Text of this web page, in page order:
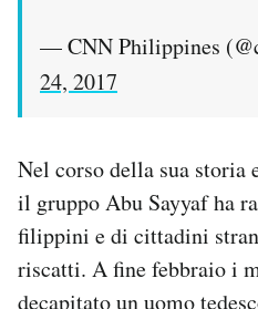
— CNN Philippines
24, 2017
Nel corso della sua storia
il gruppo Abu Sayyaf ha
filippini e di cittadini
riscatti. A fine febbraio i
decapitato un uomo